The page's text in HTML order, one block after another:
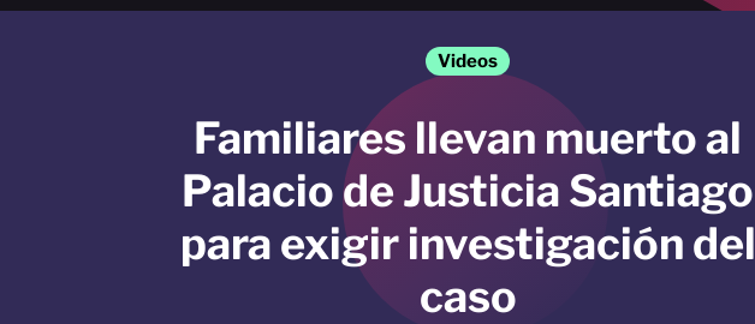
Videos
Familiares llevan muerto al
Palacio de Justicia Santiago
para exigir investigación del
caso